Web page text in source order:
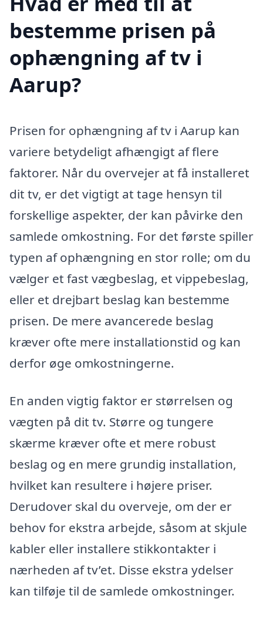
bestemme prisen på
ophængning af tv i
Aarup?
Prisen for ophængning af tv i Aarup kan
variere betydeligt afhængigt af flere
faktorer. Når du overvejer at få installeret
dit tv, er det vigtigt at tage hensyn til
forskellige aspekter, der kan påvirke den
samlede omkostning. For det første spiller
typen af ophængning en stor rolle; om du
vælger et fast vægbeslag, et vippebeslag,
eller et drejbart beslag kan bestemme
prisen. De mere avancerede beslag
kræver ofte mere installationstid og kan
derfor øge omkostningerne.
En anden vigtig faktor er størrelsen og
vægten på dit tv. Større og tungere
skærme kræver ofte et mere robust
beslag og en mere grundig installation,
hvilket kan resultere i højere priser.
Derudover skal du overveje, om der er
behov for ekstra arbejde, såsom at skjule
kabler eller installere stikkontakter i
nærheden af tv’et. Disse ekstra ydelser
kan tilføje til de samlede omkostninger.